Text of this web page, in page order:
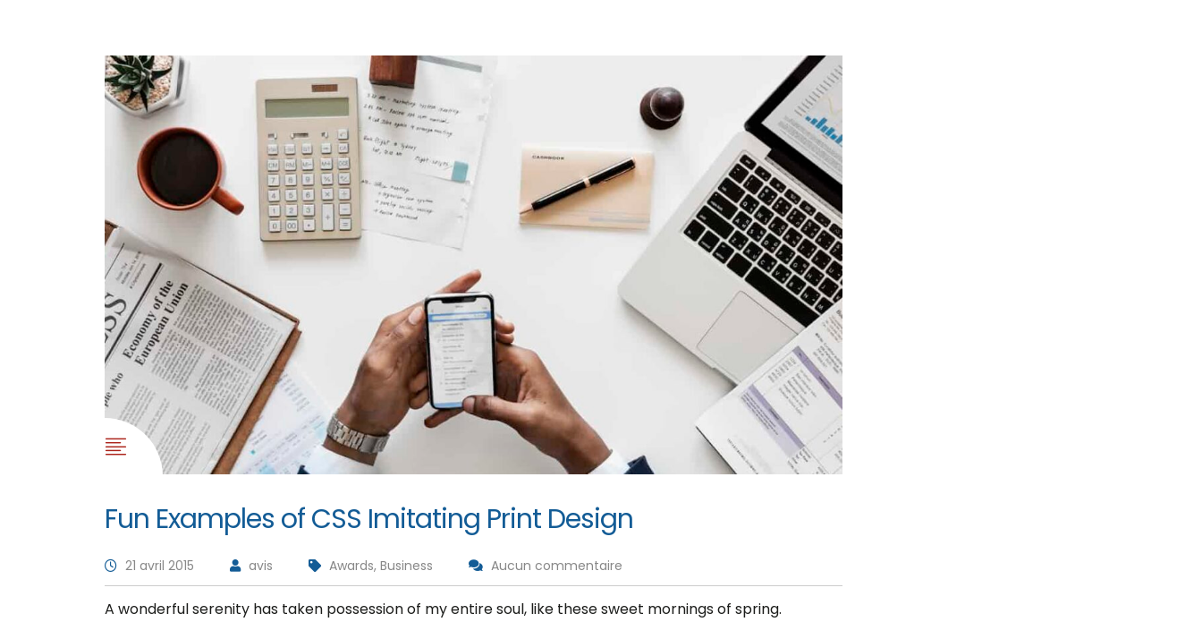
Fun Examples of CSS Imitating Print Design
21 avril 2015 avis Awards, Business Aucun commentaire
A wonderful serenity has taken possession of my entire soul, like these sweet mornings of spring.